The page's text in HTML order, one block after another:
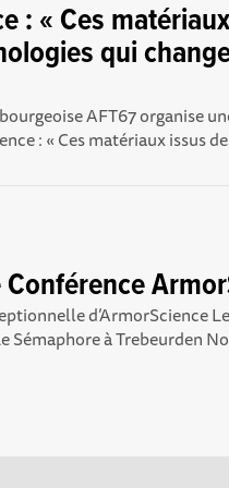
: « Ces
qui
AFT67 organise
: « Ces matériaux issus
d’ArmorScience
Sémaphore à Trebeurden